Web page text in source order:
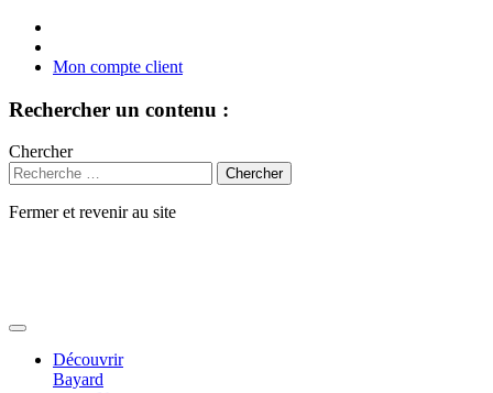
Mon compte client
Rechercher un contenu :
Chercher
Fermer et revenir au site
Découvrir
Bayard